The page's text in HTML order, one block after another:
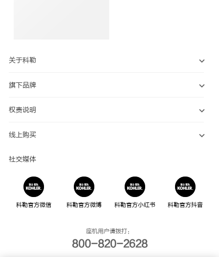
关于科勒
旗下品牌
权责说明
线上购买
社交媒体
科勒官方微信 科勒官方微博 科勒官方小红书 科勒官方抖音
座机用户请拨打：
800-820-2628